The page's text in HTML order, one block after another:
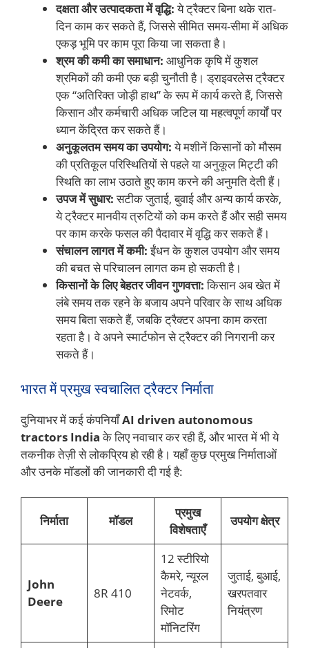
दक्षता और उत्पादकता में वृद्धि:ये ट्रैक्टर बिना थके रात-
दिन काम कर सकते हैं, जिससे सीमित समय-सीमा में अधिक
एकड़ भूमि पर काम पूरा किया जा सकता है।
श्रम की कमी का समाधान: आधुनिक कृषि में कुशल
श्रमिकों की कमी एक बड़ी चुनौती है। ड्राइवरलेस ट्रैक्टर
एक “अतिरिक्त जोड़ी हाथ” के रूप में कार्य करते हैं, जिससे
किसान और कर्मचारी अधिक जटिल या महत्वपूर्ण कार्यों पर
ध्यान केंद्रित कर सकते हैं।
अनुकूलतम समय का उपयोग:ये मशीनें किसानों को मौसम
की प्रतिकूल परिस्थितियों से पहले या अनुकूल मिट्टी की
स्थिति का लाभ उठाते हुए काम करने की अनुमति देती हैं।
उपज में सुधार:सटीक जुताई, बुवाई और अन्य कार्य करके,
ये ट्रैक्टर मानवीय त्रुटियों को कम करते हैं और सही समय
पर काम करके फसल की पैदावार में वृद्धि कर सकते हैं।
संचालन लागत में कमी:ईंधन के कुशल उपयोग और समय
की बचत से परिचालन लागत कम हो सकती है।
किसानों के लिए बेहतर जीवन गुणवत्ता:किसान अब खेत में
लंबे समय तक रहने के बजाय अपने परिवार के साथ अधिक
समय बिता सकते हैं, जबकि ट्रैक्टर अपना काम करता
रहता है। वे अपने स्मार्टफोन से ट्रैक्टर की निगरानी कर
सकते हैं।
भारत में प्रमुख स्वचालित ट्रैक्टर निर्माता
दुनियाभर में कई कंपनियाँAI driven autonomous
tractors Indiaके लिए नवाचार कर रही हैं, और भारत में भी ये
तकनीक तेज़ी से लोकप्रिय हो रही है। यहाँ कुछ प्रमुख निर्माताओं
और उनके मॉडलों की जानकारी दी गई है:
निर्माता मॉडल
प्रमुख
विशेषताएँ
उपयोग क्षेत्र
John
Deere
8R 410
12 स्टीरियो
कैमरे, न्यूरल
नेटवर्क,
रिमोट
मॉनिटरिंग
जुताई, बुआई,
खरपतवार
नियंत्रण